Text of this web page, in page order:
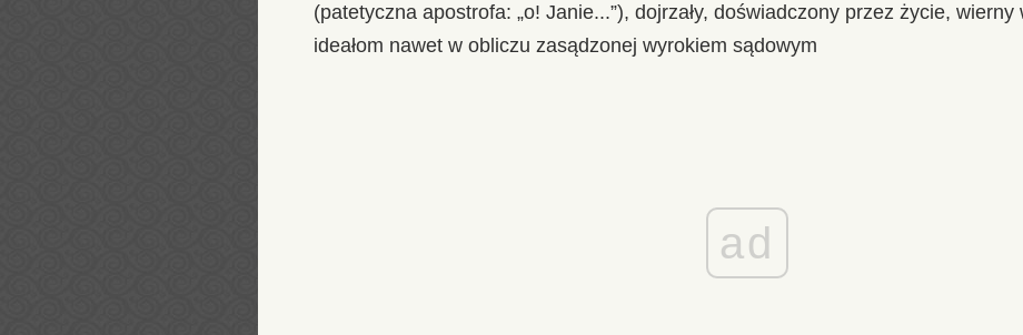
(patetyczna apostrofa: „o! Janie...”), dojrzały, doświadczony przez życie, wierny
ideałom nawet w obliczu zasądzonej wyrokiem sądowym
ad